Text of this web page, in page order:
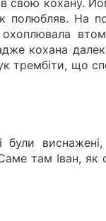
свою кохану.
полюбляв. На
охоплювала
кохана
трембіти, що
там Іван,